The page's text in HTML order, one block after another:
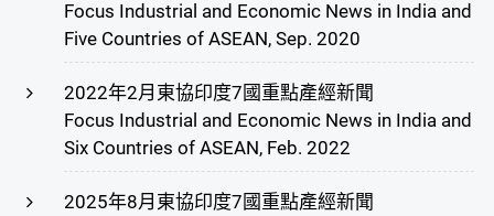
Focus Industrial and Economic News in India and
Five Countries of ASEAN, Sep. 2020
2022年2月東協印度7國重點產經新聞
Focus Industrial and Economic News in India and
Six Countries of ASEAN, Feb. 2022
2025年8月東協印度7國重點產經新聞